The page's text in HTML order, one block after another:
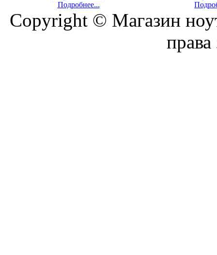
Подробнее...
Copyright © Магазин